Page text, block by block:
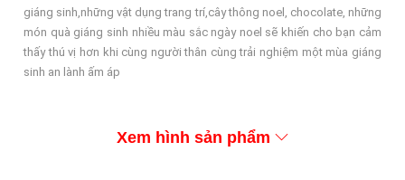
giáng sinh,những vật dụng trang trí,cây thông noel, chocolate, những
món quà giáng sinh nhiều màu sắc ngày noel sẽ khiến cho bạn cảm
thấy thú vị hơn khi cùng người thân cùng trải nghiệm một mùa giáng
sinh an lành ấm áp
Xem hình sản phẩm